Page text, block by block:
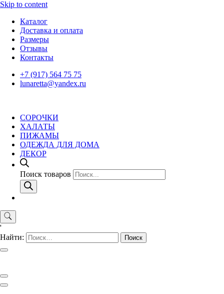
Skip to content
Каталог
Доставка и оплата
Размеры
Отзывы
Контакты
+7 (917) 564 75 75
lunaretta@yandex.ru
СОРОЧКИ
ХАЛАТЫ
ПИЖАМЫ
ОДЕЖДА ДЛЯ ДОМА
ДЕКОР
Поиск товаров
'
Найти: